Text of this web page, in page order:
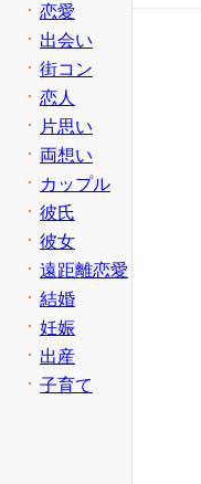
恋愛
出会い
街コン
恋人
片思い
両想い
カップル
彼氏
彼女
遠距離恋愛
結婚
妊娠
出産
子育て